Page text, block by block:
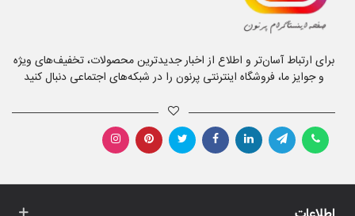
برای ارتباط آسان‌تر و اطلاع از اخبار جدیدترین محصولات، تخفیف‌های ویژه
و جوایز ما، فروشگاه اینترنتی پرنون را در شبکه‌های اجتماعی دنبال کنید